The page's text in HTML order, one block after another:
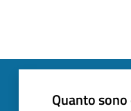
Quanto